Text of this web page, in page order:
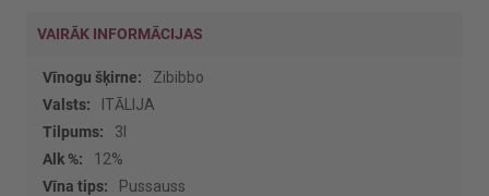
VAIRĀK INFORMĀCIJAS
Vairāk
informācijas
Zibibbo
ITĀLIJA
3l
12%
Pussauss